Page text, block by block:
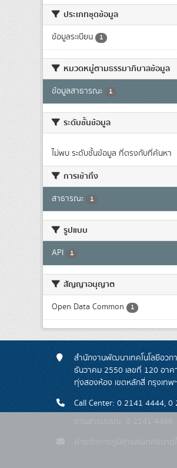
ประเภทชุดข้อมูล
ข้อมูลระเบียน 1
หมวดหมู่ตามธรรมาภิบาลข้อมูล
ข้อมูลสาธารณะ 1
ระดับชั้นข้อมูล
ไม่พบ ระดับชั้นข้อมูล ที่ตรงกับที่ค้นหา
การเข้าถึง
สาธารณะ 1
รูปแบบ
API 1
สัญญาอนุญาต
Open Data Common 1
สำนักงานพัฒนาเทคโนโลยีอวก
ธันวาคม 2550 เลขที่ 120 อาค
ทุ่งสองห้อง เขตหลักสี่ กรุงเท
Call Center: 0 2141 4444,
งานสารบรรณ: 0 2141
ฝ่ายจัดการภูมิสารสนเทศขนาด